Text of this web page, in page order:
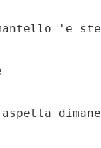
dimane